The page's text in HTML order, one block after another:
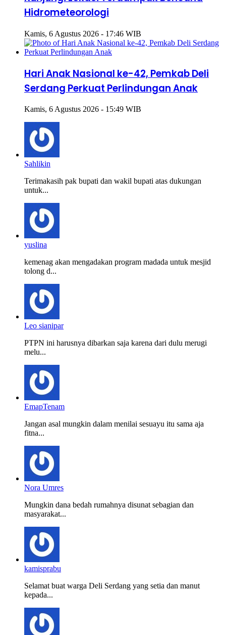
Hidrometeorologi
Kamis, 6 Agustus 2026 - 17:46 WIB
Hari Anak Nasional ke-42, Pemkab Deli
Serdang Perkuat Perlindungan Anak
Kamis, 6 Agustus 2026 - 15:49 WIB
Sahlikin
Terimakasih pak bupati dan wakil bupati atas dukungan
untuk...
yuslina
kemenag akan mengadakan program madada untuk mesjid
tolong d...
Leo sianipar
PTPN ini harusnya dibarkan saja karena dari dulu merugi
melu...
EmapTenam
Jangan asal mungkin dalam menilai sesuayu itu sama aja
fitna...
Nora Umres
Mungkin dana bedah rumahnya disunat sebagian dan
masyarakat...
kamisprabu
Selamat buat warga Deli Serdang yang setia dan manut
kepada...